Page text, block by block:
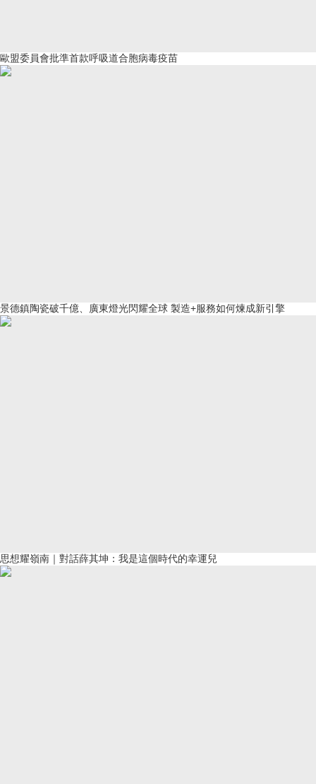
歐盟委員會批準首款呼吸道合胞病毒疫苗
景德鎮陶瓷破千億、廣東燈光閃耀全球 製造+服務如何煉成新引擎
思想耀嶺南｜對話薛其坤：我是這個時代的幸運兒